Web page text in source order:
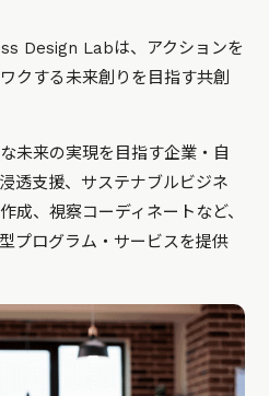
Design Labは、アクションを
クする未来創りを目指す共創
未来の実現を目指す企業・自
透支援、サステナブルビジネ
成、視察コーディネートなど、
プログラム・サービスを提供